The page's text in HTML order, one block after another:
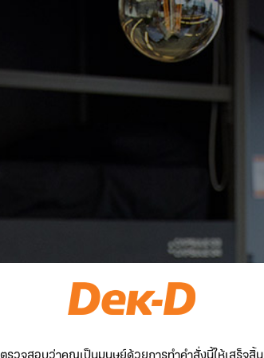
ตรวจสอบว่าคุณเป็นมนุษย์ด้วยการทำคำสั่งนี้ให้เสร็จสิ้น